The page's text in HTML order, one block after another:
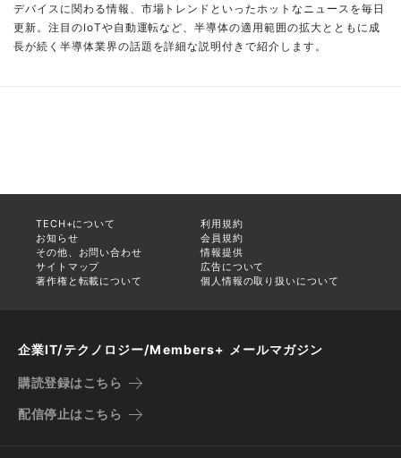
デバイスに関わる情報、市場トレンドといったホットなニュースを毎日
更新。注目のIoTや自動運転など、半導体の適用範囲の拡大とともに成
長が続く半導体業界の話題を詳細な説明付きで紹介します。
TECH+について
利用規約
お知らせ
会員規約
その他、お問い合わせ
情報提供
サイトマップ
広告について
著作権と転載について
個人情報の取り扱いについて
企業IT/テクノロジー/Members+ メールマガジン
購読登録はこちら
配信停止はこちら